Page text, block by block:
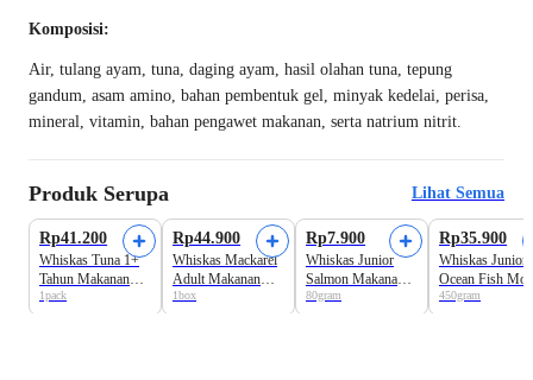
Komposisi:
Air, tulang ayam, tuna, daging ayam, hasil olahan tuna, tepung
gandum, asam amino, bahan pembentuk gel, minyak kedelai, perisa,
mineral, vitamin, bahan pengawet makanan, serta natrium nitrit.
Produk Serupa Lihat Semua
Rp41.200
Whiskas Tuna 1+
Tahun Makanan
Kucing Basah 6
1pack
Rp44.900
Whiskas Mackarel
Adult Makanan
Kucing Basah 6
1box
Rp7.900
Whiskas Junior
Salmon Makanan
Kucing Basah
80gram
Rp35.900
Whiskas Junior
Ocean Fish
& Kitten
450gram